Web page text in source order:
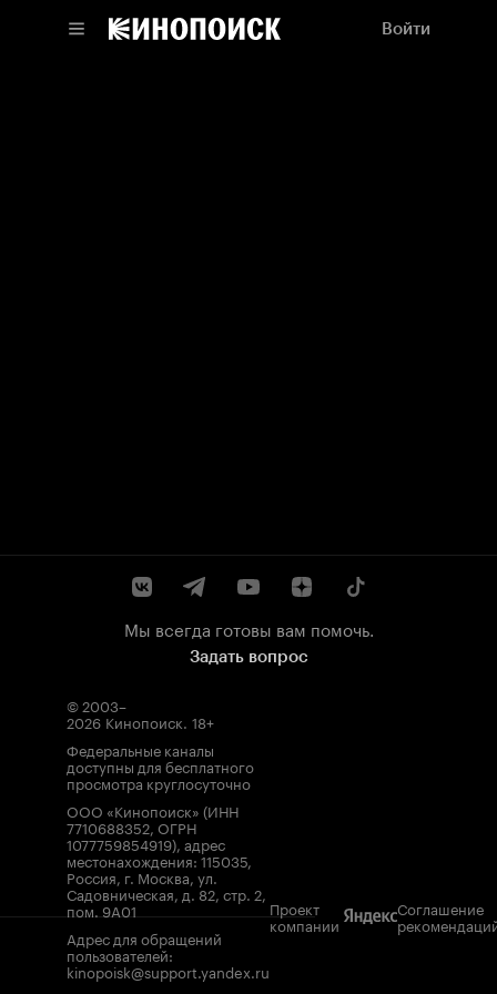
Войти
Мы всегда готовы вам помочь.
Задать вопрос
© 2003–
2026 Кинопоиск. 18+
Федеральные каналы
доступны для бесплатного
просмотра круглосуточно
ООО «Кинопоиск» (ИНН
7710688352, ОГРН
1077759854919), адрес
местонахождения: 115035,
Россия, г. Москва, ул.
Садовническая, д. 82, стр. 2,
пом. 9А01
Адрес для обращений
пользователей:
kinopoisk@support.yandex.ru
Проект
компании
Соглашение